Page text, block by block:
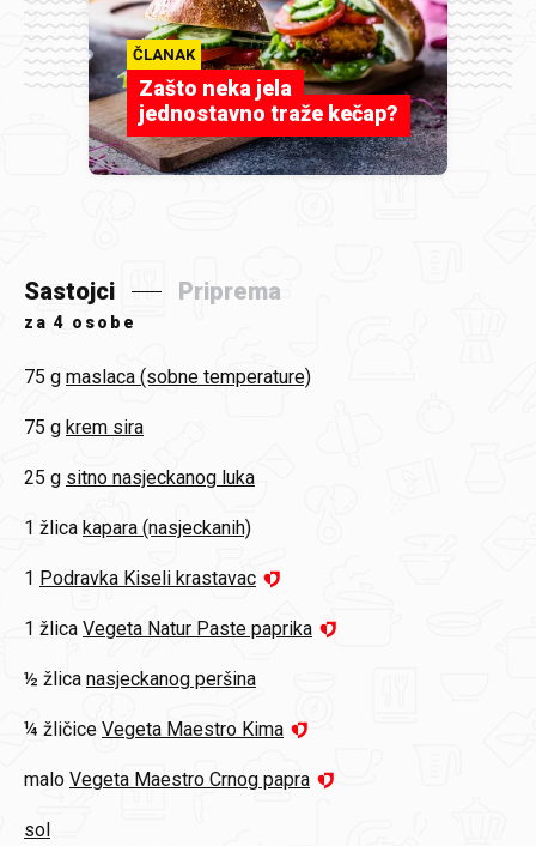
ČLANAK
Zašto neka jela
jednostavno traže kečap?
Sastojci Priprema
za 4 osobe
75 g maslaca (sobne temperature)
75 g krem sira
25 g sitno nasjeckanog luka
1 žlica kapara (nasjeckanih)
1 Podravka Kiseli krastavac
1 žlica Vegeta Natur Paste paprika
½ žlica nasjeckanog peršina
¼ žličice Vegeta Maestro Kima
malo Vegeta Maestro Crnog papra
sol